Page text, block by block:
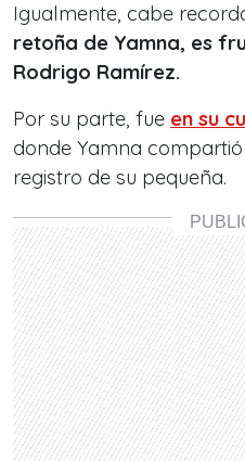
Igualmente, cabe
retoña de Yamna, es
Rodrigo Ramírez.
Por su parte, fue en su
donde Yamna
registro de su pequeña.